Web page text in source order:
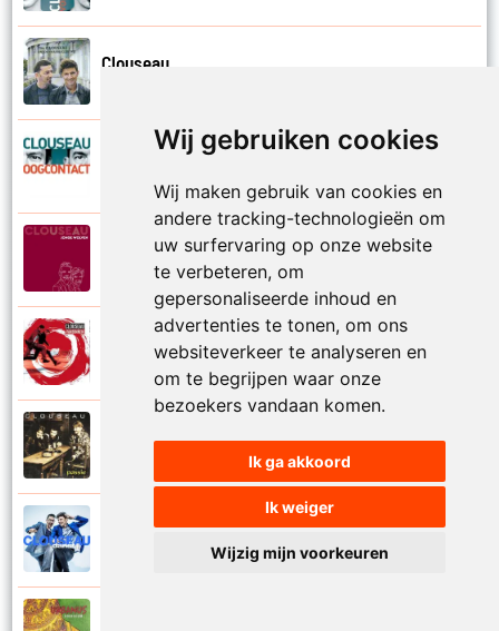
Wij gebruiken cookies
Wij maken gebruik van cookies en
andere tracking-technologieën om
uw surfervaring op onze website
te verbeteren, om
gepersonaliseerde inhoud en
advertenties te tonen, om ons
websiteverkeer te analyseren en
om te begrijpen waar onze
bezoekers vandaan komen.
Ik ga akkoord
Ik weiger
Wijzig mijn voorkeuren
Clouseau
Clouseau
Clouseau
Over morgen
Clouseau
Clouseau